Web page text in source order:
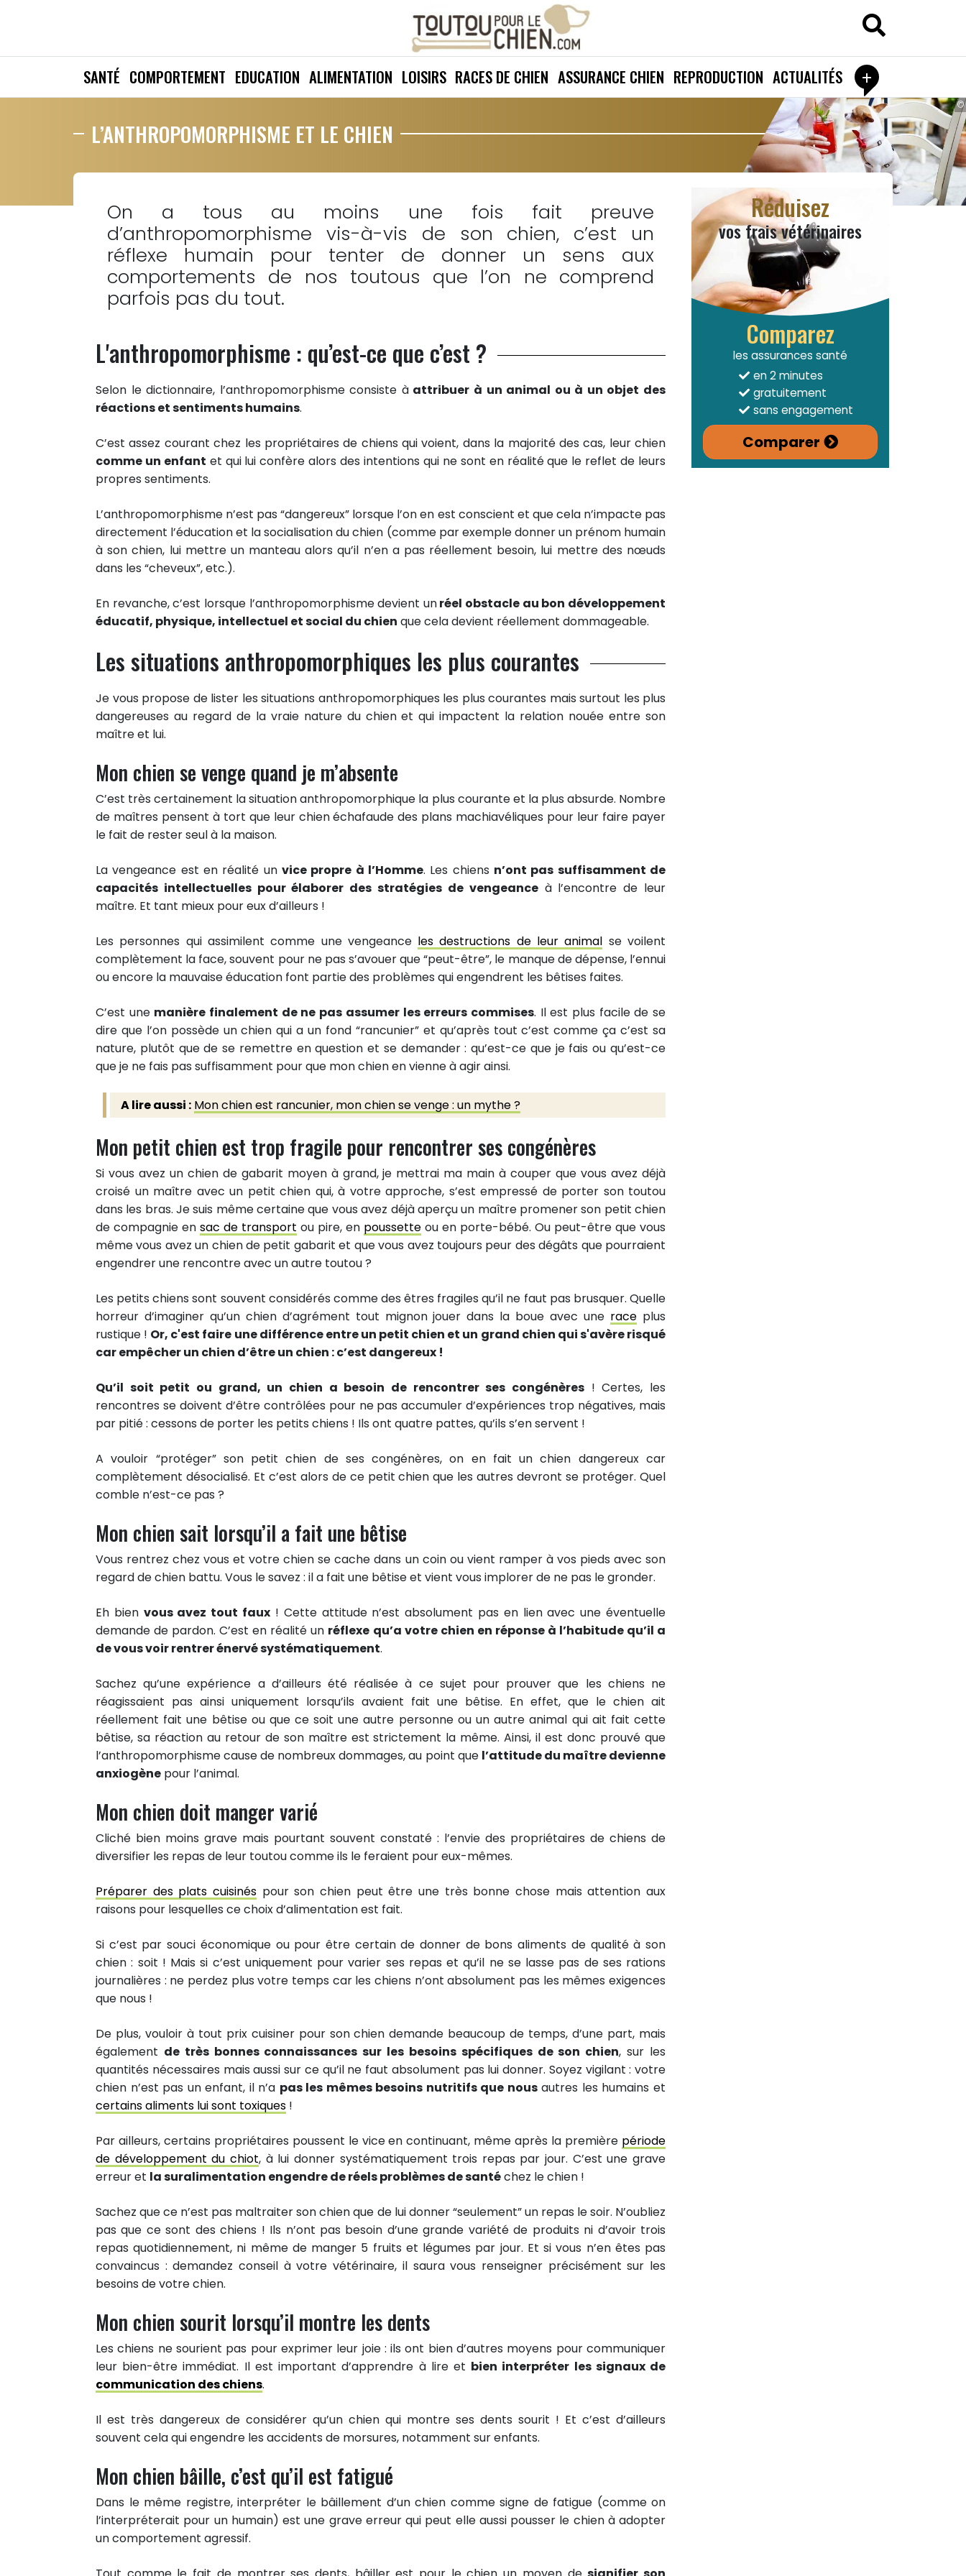
SANTÉ COMPORTEMENT EDUCATION ALIMENTATION LOISIRS RACES DE CHIEN ASSURANCE CHIEN REPRODUCTION ACTUALITÉS +
L’ANTHROPOMORPHISME ET LE CHIEN
©
On a tous au moins une fois fait preuve
d’anthropomorphisme vis-à-vis de son chien, c’est un
réflexe humain pour tenter de donner un sens aux
comportements de nos toutous que l’on ne comprend
parfois pas du tout.
Partager sur facebook
Partager sur Twitter
Epingler sur Pinterest
L'anthropomorphisme : qu’est-ce que c’est ?
Selon le dictionnaire, l’anthropomorphisme consiste àattribuer à un animal ou à un objet des
réactions et sentiments humains.
C’est assez courant chez les propriétaires de chiens qui voient, dans la majorité des cas, leur chien
comme un enfant et qui lui confère alors des intentions qui ne sont en réalité que le reflet de leurs
propres sentiments.
L’anthropomorphisme n’est pas “dangereux” lorsque l’on en est conscient et que cela n’impacte pas
directement l’éducation et la socialisation du chien (comme par exemple donner un prénom humain
à son chien, lui mettre un manteau alors qu’il n’en a pas réellement besoin, lui mettre des nœuds
dans les “cheveux”, etc.).
En revanche, c’est lorsque l’anthropomorphisme devient unréel obstacle au bon développement
éducatif, physique, intellectuel et social du chien que cela devient réellement dommageable.
Les situations anthropomorphiques les plus courantes
Je vous propose de lister les situations anthropomorphiques les plus courantes mais surtout les plus
dangereuses au regard de la vraie nature du chien et qui impactent la relation nouée entre son
maître et lui.
Mon chien se venge quand je m’absente
C’est très certainement la situation anthropomorphique la plus courante et la plus absurde. Nombre
de maîtres pensent à tort que leur chien échafaude des plans machiavéliques pour leur faire payer
le fait de rester seul à la maison.
La vengeance est en réalité un vice propre à l’Homme. Les chiens n’ont pas suffisamment de
capacités intellectuelles pour élaborer des stratégies de vengeanceà l’encontre de leur
maître. Et tant mieux pour eux d’ailleurs !
Les personnes qui assimilent comme une vengeance les destructions de leur animal se voilent
complètement la face, souvent pour ne pas s’avouer que “peut-être”, le manque de dépense, l’ennui
ou encore la mauvaise éducation font partie des problèmes qui engendrent les bêtises faites.
C’est une manière finalement de ne pas assumer les erreurs commises. Il est plus facile de se
dire que l’on possède un chien qui a un fond “rancunier” et qu’après tout c’est comme ça c’est sa
nature, plutôt que de se remettre en question et se demander : qu’est-ce que je fais ou qu’est-ce
que je ne fais pas suffisamment pour que mon chien en vienne à agir ainsi.
A lire aussi : Mon chien est rancunier, mon chien se venge : un mythe ?
Mon petit chien est trop fragile pour rencontrer ses congénères
Si vous avez un chien de gabarit moyen à grand, je mettrai ma main à couper que vous avez déjà
croisé un maître avec un petit chien qui, à votre approche, s’est empressé de porter son toutou
dans les bras. Je suis même certaine que vous avez déjà aperçu un maître promener son petit chien
de compagnie en sac de transport ou pire, en poussette ou en porte-bébé. Ou peut-être que vous
même vous avez un chien de petit gabarit et que vous avez toujours peur des dégâts que pourraient
engendrer une rencontre avec un autre toutou ?
Les petits chiens sont souvent considérés comme des êtres fragiles qu’il ne faut pas brusquer. Quelle
horreur d’imaginer qu’un chien d’agrément tout mignon jouer dans la boue avec une race plus
rustique ! Or, c'est faire une différence entre un petit chien et un grand chien qui s'avère risqué
car empêcher un chien d’être un chien : c’est dangereux !
Qu’il soit petit ou grand, un chien a besoin de rencontrer ses congénères ! Certes, les
rencontres se doivent d’être contrôlées pour ne pas accumuler d’expériences trop négatives, mais
par pitié : cessons de porter les petits chiens ! Ils ont quatre pattes, qu’ils s’en servent !
A vouloir “protéger” son petit chien de ses congénères, on en fait un chien dangereux car
complètement désocialisé. Et c’est alors de ce petit chien que les autres devront se protéger. Quel
comble n’est-ce pas ?
Mon chien sait lorsqu’il a fait une bêtise
Vous rentrez chez vous et votre chien se cache dans un coin ou vient ramper à vos pieds avec son
regard de chien battu. Vous le savez : il a fait une bêtise et vient vous implorer de ne pas le gronder.
Eh bien vous avez tout faux ! Cette attitude n’est absolument pas en lien avec une éventuelle
demande de pardon. C’est en réalité un réflexe qu’a votre chien en réponse à l’habitude qu’il a
de vous voir rentrer énervé systématiquement.
Sachez qu’une expérience a d’ailleurs été réalisée à ce sujet pour prouver que les chiens ne
réagissaient pas ainsi uniquement lorsqu’ils avaient fait une bêtise. En effet, que le chien ait
réellement fait une bêtise ou que ce soit une autre personne ou un autre animal qui ait fait cette
bêtise, sa réaction au retour de son maître est strictement la même. Ainsi, il est donc prouvé que
l’anthropomorphisme cause de nombreux dommages, au point que l’attitude du maître devienne
anxiogène pour l’animal.
Mon chien doit manger varié
Cliché bien moins grave mais pourtant souvent constaté : l’envie des propriétaires de chiens de
diversifier les repas de leur toutou comme ils le feraient pour eux-mêmes.
Préparer des plats cuisinés pour son chien peut être une très bonne chose mais attention aux
raisons pour lesquelles ce choix d’alimentation est fait.
Si c’est par souci économique ou pour être certain de donner de bons aliments de qualité à son
chien : soit ! Mais si c’est uniquement pour varier ses repas et qu’il ne se lasse pas de ses rations
journalières : ne perdez plus votre temps car les chiens n’ont absolument pas les mêmes exigences
que nous !
De plus, vouloir à tout prix cuisiner pour son chien demande beaucoup de temps, d’une part, mais
également de très bonnes connaissances sur les besoins spécifiques de son chien, sur les
quantités nécessaires mais aussi sur ce qu’il ne faut absolument pas lui donner. Soyez vigilant : votre
chien n’est pas un enfant, il n’a pas les mêmes besoins nutritifs que nousautres les humains et
certains aliments lui sont toxiques !
Par ailleurs, certains propriétaires poussent le vice en continuant, même après la première période
de développement du chiot, à lui donner systématiquement trois repas par jour. C’est une grave
erreur et la suralimentation engendre de réels problèmes de santéchez le chien !
Sachez que ce n’est pas maltraiter son chien que de lui donner “seulement” un repas le soir. N’oubliez
pas que ce sont des chiens ! Ils n’ont pas besoin d’une grande variété de produits ni d’avoir trois
repas quotidiennement, ni même de manger 5 fruits et légumes par jour. Et si vous n’en êtes pas
convaincus : demandez conseil à votre vétérinaire, il saura vous renseigner précisément sur les
besoins de votre chien.
Mon chien sourit lorsqu’il montre les dents
Les chiens ne sourient pas pour exprimer leur joie : ils ont bien d’autres moyens pour communiquer
leur bien-être immédiat. Il est important d’apprendre à lire et bien interpréter les signaux de
communication des chiens.
Il est très dangereux de considérer qu’un chien qui montre ses dents sourit ! Et c’est d’ailleurs
souvent cela qui engendre les accidents de morsures, notamment sur enfants.
Mon chien bâille, c’est qu’il est fatigué
Dans le même registre, interpréter le bâillement d’un chien comme signe de fatigue (comme on
l’interpréterait pour un humain) est une grave erreur qui peut elle aussi pousser le chien à adopter
un comportement agressif.
Réduisez
vos frais vétérinaires
Comparez
les assurances santé
en 2 minutes
gratuitement
sans engagement
Comparer